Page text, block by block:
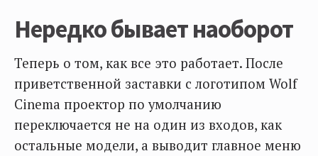
Нередко бывает наоборот
Теперь о том, как все это работает. После
приветственной заставки с логотипом Wolf
Cinema проектор по умолчанию
переключается не на один из входов, как
остальные модели, а выводит главное меню